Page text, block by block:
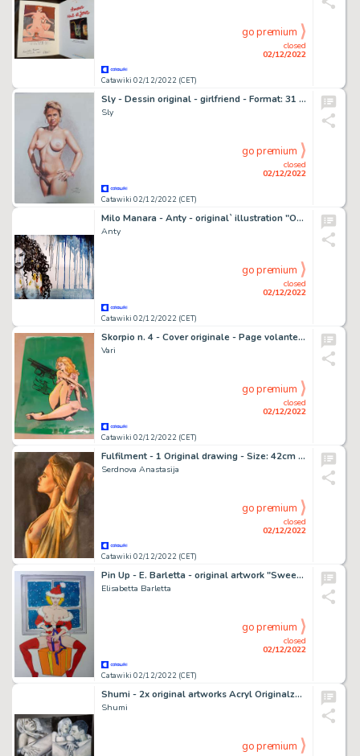
Catawiki 02/12/2022 (CET)
closed
02/12/2022
go premium
Sly - Dessin original - girlfriend - Format: 31 x 42 cm. - Exemplaire unique - (2017)
Sly
Catawiki 02/12/2022 (CET)
closed
02/12/2022
go premium
Milo Manara - Anty - original` illustration "Omaggio a Milo Manara Mare" - Page volante - Exemplaire unique
Anty
Catawiki 02/12/2022 (CET)
closed
02/12/2022
go premium
Skorpio n. 4 - Cover originale - Page volante - EO - (1979)
Vari
Catawiki 02/12/2022 (CET)
closed
02/12/2022
go premium
Fulfilment - 1 Original drawing - Size: 42cm x 29 cm- Signed - (2022)
Serdnova Anastasija
Catawiki 02/12/2022 (CET)
closed
02/12/2022
go premium
Pin Up - E. Barletta - original artwork "Sweet Christmas" - Page volante - Exemplaire unique (2022)
Elisabetta Barletta
Catawiki 02/12/2022 (CET)
closed
02/12/2022
go premium
Shumi - 2x original artworks Acryl Originalzeichnung - Format: 21,0 x 29,7 cm.
Shumi
go premium